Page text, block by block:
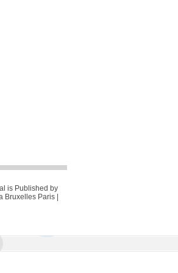
is Published by
Bruxelles Paris |